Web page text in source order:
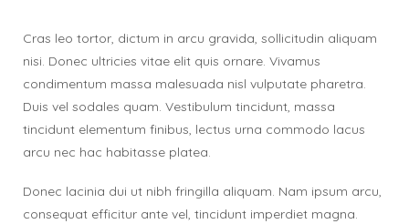
Cras leo tortor, dictum in arcu gravida, sollicitudin aliquam
nisi. Donec ultricies vitae elit quis ornare. Vivamus
condimentum massa malesuada nisl vulputate pharetra.
Duis vel sodales quam. Vestibulum tincidunt, massa
tincidunt elementum finibus, lectus urna commodo lacus
arcu nec hac habitasse platea.
Donec lacinia dui ut nibh fringilla aliquam. Nam ipsum arcu,
consequat efficitur ante vel, tincidunt imperdiet magna.